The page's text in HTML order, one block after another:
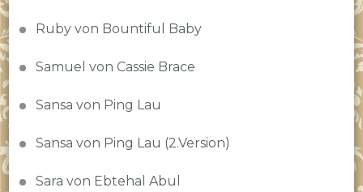
Ruby von Bountiful Baby
Samuel von Cassie Brace
Sansa von Ping Lau
Sansa von Ping Lau (2.Version)
Sara von Ebtehal Abul